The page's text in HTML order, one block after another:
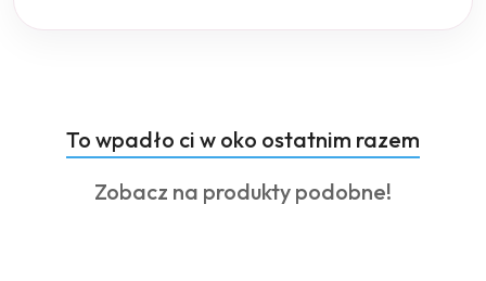
Pomiń karuzelę produktów
Produkty
o
statusie:
To wpadło ci w oko ostatnim razem
Produkty
Zobacz na produkty podobne!